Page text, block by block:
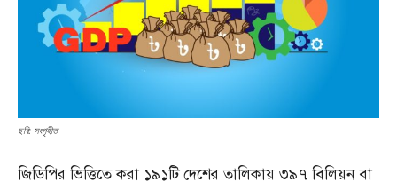
ছবি: সংগৃহীত
জিডিপির ভিত্তিতে করা ১৯১টি দেশের তালিকায় ৩৯৭ বিলিয়ন বা